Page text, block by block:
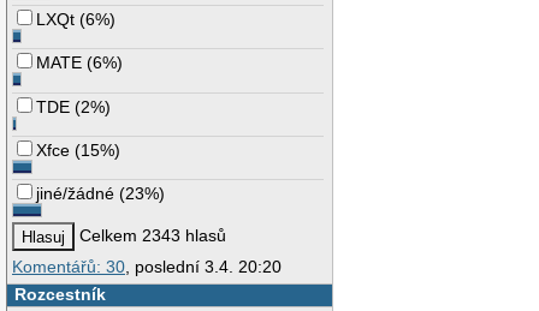
LXQt (6%)
MATE (6%)
TDE (2%)
Xfce (15%)
jiné/žádné (23%)
Celkem 2343 hlasů
Komentářů: 30 , poslední 3.4. 20:20
Rozcestník